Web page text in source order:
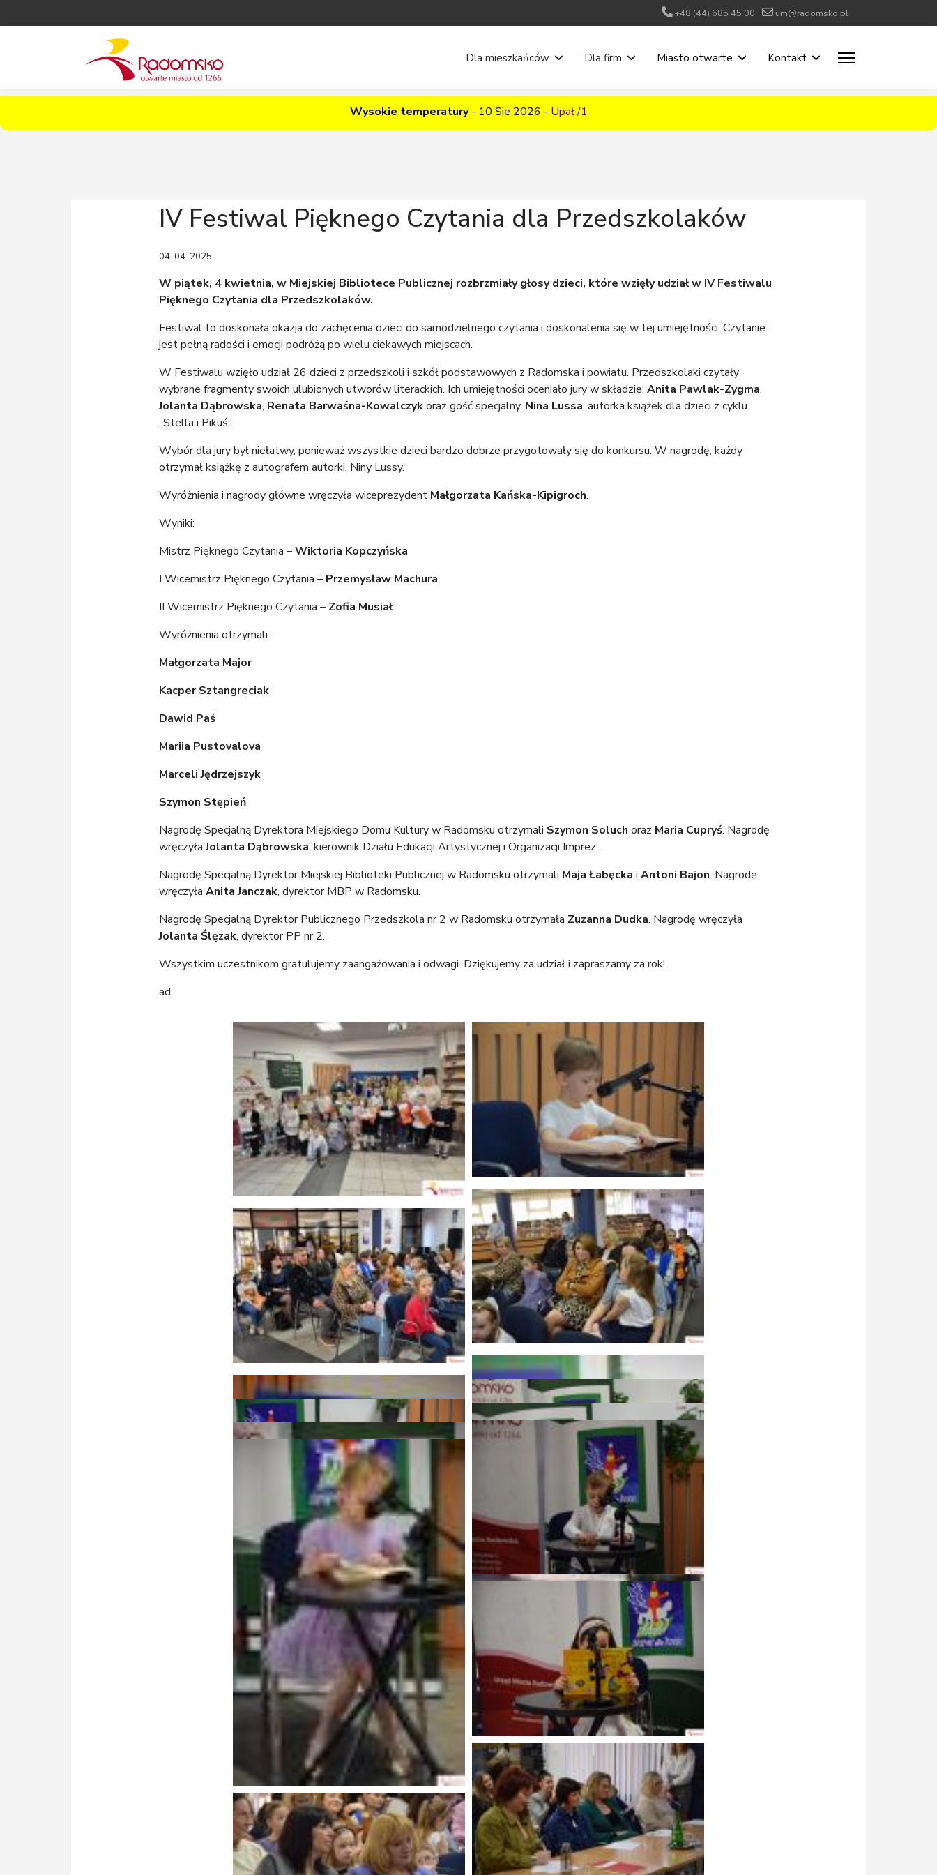
+48 (44) 685 45 00 um@radomsko.pl
Dla mieszkańców Dla firm Miasto otwarte Kontakt
Wysokie temperatury- 10 Sie 2026 - Upał /1
IV Festiwal Pięknego Czytania dla Przedszkolaków
04-04-2025
W piątek, 4 kwietnia, w Miejskiej Bibliotece Publicznej rozbrzmiały głosy dzieci, które wzięły udział w IV Festiwalu
Pięknego Czytania dla Przedszkolaków.
Festiwal to doskonała okazja do zachęcenia dzieci do samodzielnego czytania i doskonalenia się w tej umiejętności. Czytanie
jest pełną radości i emocji podróżą po wielu ciekawych miejscach.
W Festiwalu wzięło udział 26 dzieci z przedszkoli i szkół podstawowych z Radomska i powiatu. Przedszkolaki czytały
wybrane fragmenty swoich ulubionych utworów literackich. Ich umiejętności oceniało jury w składzie: Anita Pawlak-Zygma,
Jolanta Dąbrowska, Renata Barwaśna-Kowalczykoraz gość specjalny, Nina Lussa, autorka książek dla dzieci z cyklu
„Stella i Pikuś”.
Wybór dla jury był niełatwy, ponieważ wszystkie dzieci bardzo dobrze przygotowały się do konkursu. W nagrodę, każdy
otrzymał książkę z autografem autorki, Niny Lussy.
Wyróżnienia i nagrody główne wręczyła wiceprezydent Małgorzata Kańska-Kipigroch.
Wyniki:
Mistrz Pięknego Czytania –Wiktoria Kopczyńska
I Wicemistrz Pięknego Czytania – Przemysław Machura
II Wicemistrz Pięknego Czytania – Zofia Musiał
Wyróżnienia otrzymali:
Małgorzata Major
Kacper Sztangreciak
Dawid Paś
Mariia Pustovalova
Marceli Jędrzejszyk
Szymon Stępień
Nagrodę Specjalną Dyrektora Miejskiego Domu Kultury w Radomsku otrzymali Szymon Soluch oraz Maria Cupryś. Nagrodę
wręczyłaJolanta Dąbrowska, kierownik Działu Edukacji Artystycznej i Organizacji Imprez.
Nagrodę Specjalną Dyrektor Miejskiej Biblioteki Publicznej w Radomsku otrzymali Maja Łabęcka i Antoni Bajon. Nagrodę
wręczyła Anita Janczak, dyrektor MBP w Radomsku.
Nagrodę Specjalną Dyrektor Publicznego Przedszkola nr 2 w Radomsku otrzymała Zuzanna Dudka. Nagrodę wręczyła
Jolanta Ślęzak, dyrektor PP nr 2.
Wszystkim uczestnikom gratulujemy zaangażowania i odwagi. Dziękujemy za udział i zapraszamy za rok!
ad